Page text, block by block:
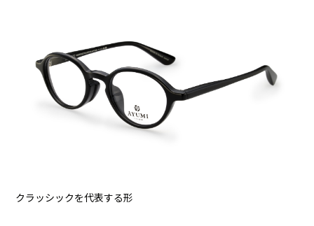
クラッシックを代表する形